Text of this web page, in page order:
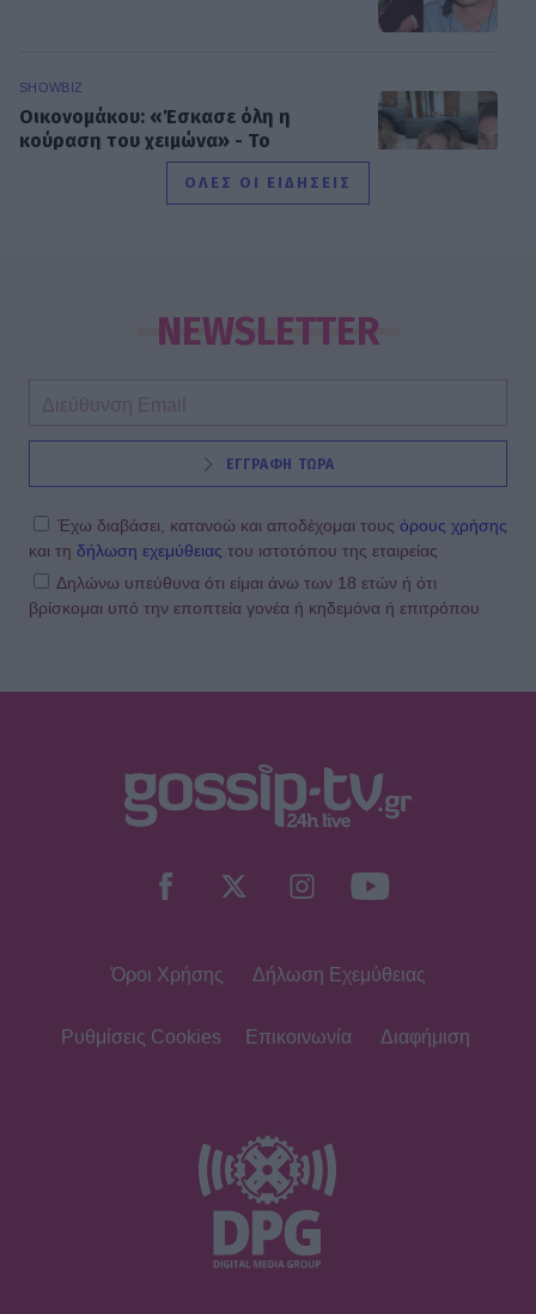
SHOWBIZ
Οικονομάκου: «Έσκασε όλη η
κούραση του χειμώνα» - Το
πρόβλημα στις διακοπές στο νησί
χάνει το νηπιαγωγείο
SHOWBIZ
Γιώργος Λιάγκας - «Ο Τζορτζ Κλούνεϊ
την ΑΙ φωτό που πόσταρε
MEDIA
INSIDE STORIES
ΠΑΜΕ ΣΤΟΙΧΗΜΑ: Περισσότερα από
μοίρασε τον Ιούλιο
black dress και πάει το summer
Ο Λάμπρος Κωνσταντάρας έχει
γενέθλια και η Έλενα Τσαγκρινού του
ΟΛΕΣ ΟΙ ΕΙΔΗΣΕΙΣ
NEWSLETTER
ΕΓΓΡΑΦΗ ΤΩΡΑ
Έχω διαβάσει, κατανοώ και αποδέχομαι τους όρους χρήσης
και τη δήλωση εχεμύθειας του ιστοτόπου της εταιρείας
Δηλώνω υπεύθυνα ότι είμαι άνω των 18 ετών ή ότι
βρίσκομαι υπό την εποπτεία γονέα ή κηδεμόνα ή επιτρόπου
Όροι Χρήσης Δήλωση Εχεμύθειας
Ρυθμίσεις Cookies Επικοινωνία Διαφήμιση